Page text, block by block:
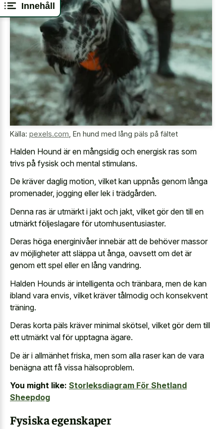
Innehåll
Källa: pexels.com En hund med lång päls på fältet
Halden Hound är en mångsidig och energisk ras som
trivs på fysisk och mental stimulans.
De kräver daglig motion, vilket kan uppnås genom långa
promenader, jogging eller lek i trädgården.
Denna ras är utmärkt i jakt och jakt, vilket gör den till en
utmärkt följeslagare för utomhusentusiaster.
Deras höga energinivåer innebär att de behöver massor
av möjligheter att släppa ut ånga, oavsett om det är
genom ett spel eller en lång vandring.
Halden Hounds är intelligenta och tränbara, men de kan
ibland vara envis, vilket kräver tålmodig och konsekvent
träning.
Deras korta päls kräver minimal skötsel, vilket gör dem till
ett utmärkt val för upptagna ägare.
De är i allmänhet friska, men som alla raser kan de vara
benägna att få vissa hälsoproblem.
You might like: Storleksdiagram För Shetland
Sheepdog
Fysiska egenskaper